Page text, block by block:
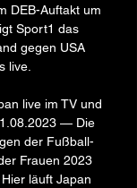
DEB-Auftakt um
Sport1 das
gegen USA
live.
live im TV und
— Die
der Fußball-
Frauen 2023
läuft Japan